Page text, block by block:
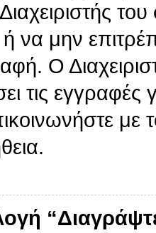
να μην
Ο
τις εγγραφές
με